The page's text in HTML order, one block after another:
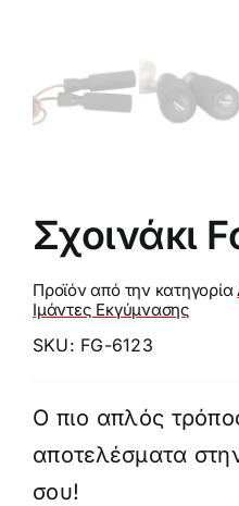
Σχοινάκι
Προϊόν από την κατηγορία
Ιμάντες Εκγύμνασης
SKU: FG-6123
Ο πιο απλός
αποτελέσματα
σου!